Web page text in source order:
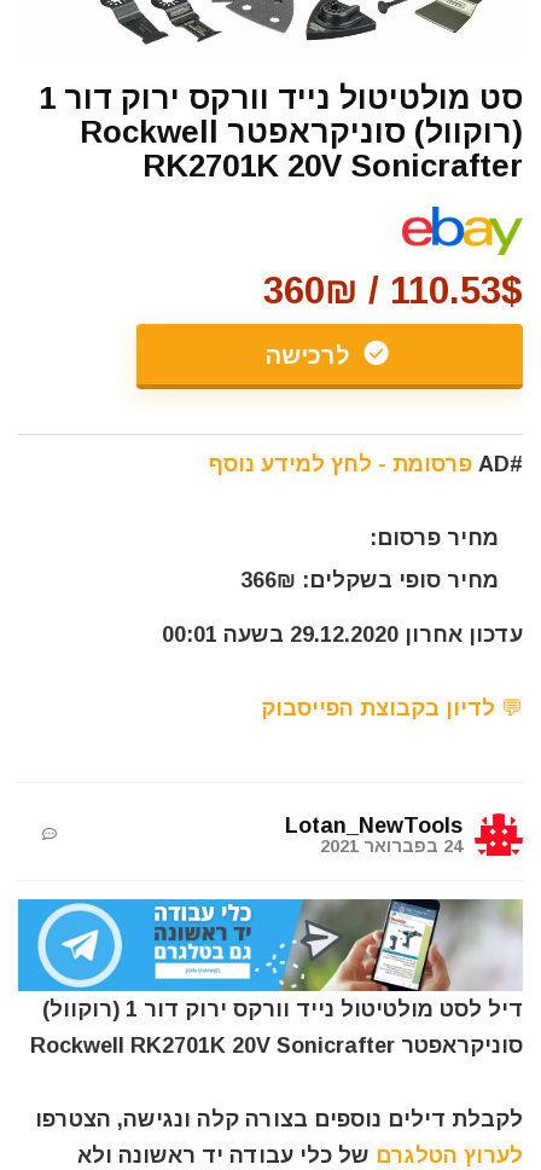
סט מולטיטול נייד וורקס ירוק דור 1
(רוקוול) סוניקראפטר Rockwell
RK2701K 20V Sonicrafter
110.53$ / 360₪
לרכישה
#AD פרסומת - לחץ למידע נוסף
מחיר פרסום:
מחיר סופי בשקלים: 366₪
עדכון אחרון 29.12.2020 בשעה 00:01
💬 לדיון בקבוצת הפייסבוק
Lotan_NewTools
24 בפברואר 2021
דיל לסט מולטיטול נייד וורקס ירוק דור 1 (רוקוול)
סוניקראפטר Rockwell RK2701K 20V Sonicrafter
לקבלת דילים נוספים בצורה קלה ונגישה, הצטרפו
לערוץ הטלגרם של כלי עבודה יד ראשונה ולא